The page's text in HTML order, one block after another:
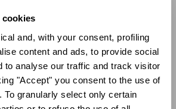
cookies
and, with your consent, profiling
content and ads, to provide social
to analyse our traffic and track visitor
"Accept" you consent to the use of
To granularly select only certain